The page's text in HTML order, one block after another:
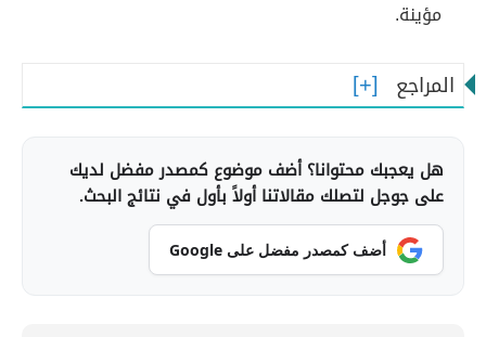
مؤينة.
المراجع
هل يعجبك محتوانا؟ أضف موضوع كمصدر مفضل لديك
على جوجل لتصلك مقالاتنا أولاً بأول في نتائج البحث.
أضف كمصدر مفضل على Google